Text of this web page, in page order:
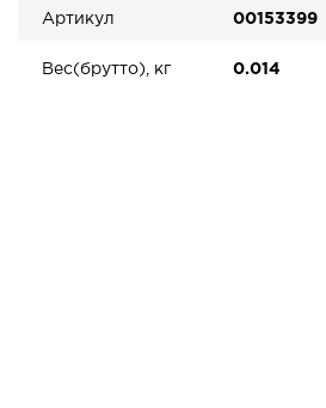
Артикул 00153399
Вес(брутто), кг 0.014